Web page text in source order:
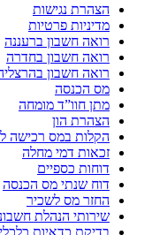
הצהרת נגישות
מדיניות פרטיות
רואה חשבון ברעננה
רואה חשבון בחדרה
רואה חשבון
מס הכנסה
מתן חוו”ד מומחה
הצהרת הון
הקלות במס רכישה
זכאות דמי מחלה
דוחות כספיים
דוח שנתי מס הכנסה
החזר מס לשכיר
שירותי הנהלת
בדיקת כדאיות